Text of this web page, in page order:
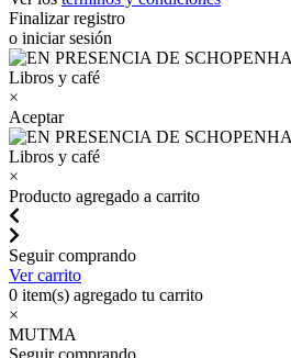
Finalizar registro
o iniciar sesión
×
Aceptar
×
Producto agregado a carrito
Seguir comprando
Ver carrito
0 item(s) agregado tu carrito
×
MUTMA
Seguir comprando